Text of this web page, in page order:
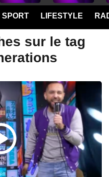
SPORT LIFESTYLE
sur le tag